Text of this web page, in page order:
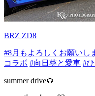
BRZ ZD8
#8月もよろしくお願いし
コラボ #向日葵と愛車 #
summer drive🌻